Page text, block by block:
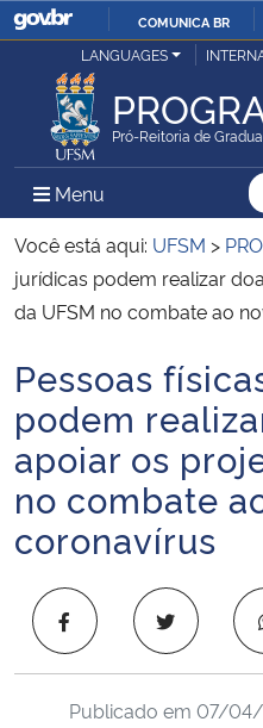
COMUNICA BR
Ministério da Justiça e Segurança
Ministério da Defesa
Ministério das Relações Exteriores
Ministério da Economia
Ministério da Infraestrutura
Ministério da Agricultura, Pecuária e
Ministério da Educação
Ministério da Cidadania
Ministério da Saúde
Ministério de Minas e Energia
LANGUAGES
Pró-Reitoria de
Menu Menu Principal
Você está aqui: UFSM >
jurídicas podem realizar
da UFSM no combate ao
Início do conteúdo
Pessoas
podem
apoiar os
no combate
coronavírus
Publicado em 07/04/